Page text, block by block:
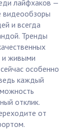
лайфхаков —
видеообзоры
и всегда
Тренды
и живыми
особенно
каждый
отклик.
от